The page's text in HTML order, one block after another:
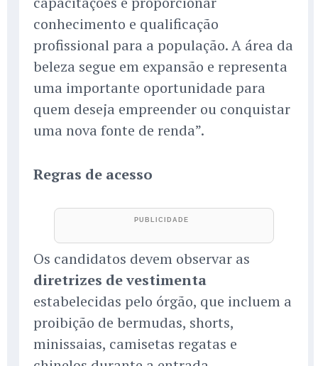
conhecimento e qualificação
profissional para a população. A área da
beleza segue em expansão e representa
uma importante oportunidade para
quem deseja empreender ou conquistar
uma nova fonte de renda”.
Regras de acesso
Os candidatos devem observar as
diretrizes de vestimenta
estabelecidas pelo órgão, que incluem a
proibição de bermudas, shorts,
minissaias, camisetas regatas e